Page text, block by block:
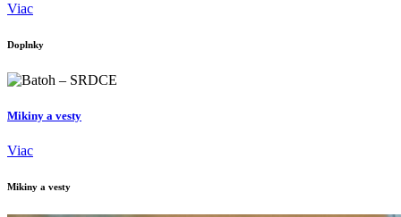
Viac
Doplnky
Mikiny a vesty
Viac
Mikiny a vesty